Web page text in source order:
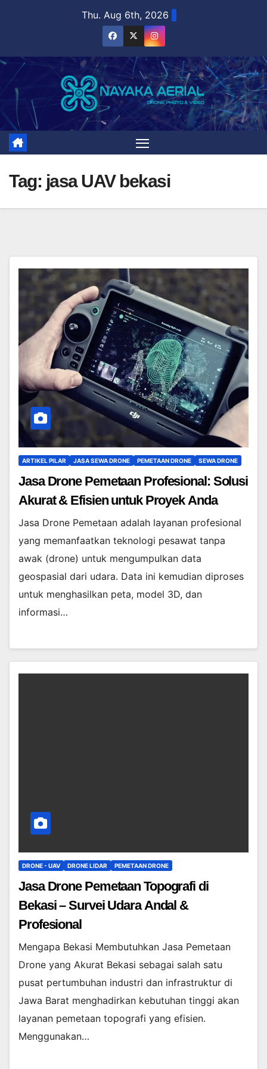
Thu. Aug 6th, 2026
Tag: jasa UAV bekasi
ARTIKEL PILAR JASA SEWA DRONE PEMETAAN DRONE SEWA DRONE
Jasa Drone Pemetaan Profesional: Solusi
Akurat & Efisien untuk Proyek Anda
Jasa Drone Pemetaan adalah layanan profesional
yang memanfaatkan teknologi pesawat tanpa
awak (drone) untuk mengumpulkan data
geospasial dari udara. Data ini kemudian diproses
untuk menghasilkan peta, model 3D, dan
informasi…
DRONE - UAV DRONE LIDAR PEMETAAN DRONE
Jasa Drone Pemetaan Topografi di
Bekasi – Survei Udara Andal &
Profesional
Mengapa Bekasi Membutuhkan Jasa Pemetaan
Drone yang Akurat Bekasi sebagai salah satu
pusat pertumbuhan industri dan infrastruktur di
Jawa Barat menghadirkan kebutuhan tinggi akan
layanan pemetaan topografi yang efisien.
Menggunakan…